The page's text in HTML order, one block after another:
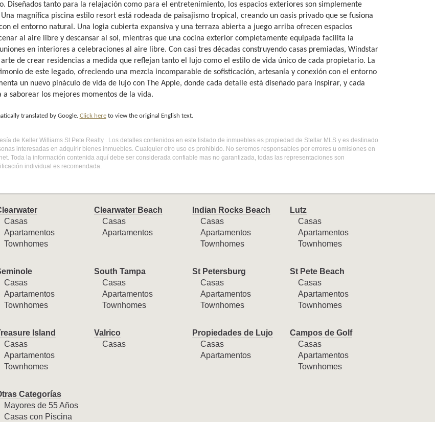
Diseñados tanto para la relajación como para el entretenimiento, los espacios exteriores son simplemente
magnífica piscina estilo resort está rodeada de paisajismo tropical, creando un oasis privado que se fusiona
el entorno natural. Una logia cubierta expansiva y una terraza abierta a juego arriba ofrecen espacios
al aire libre y descansar al sol, mientras que una cocina exterior completamente equipada facilita la
en interiores a celebraciones al aire libre. Con casi tres décadas construyendo casas premiadas, Windstar
de crear residencias a medida que reflejan tanto el lujo como el estilo de vida único de cada propietario. La
de este legado, ofreciendo una mezcla incomparable de sofisticación, artesanía y conexión con el entorno
un nuevo pináculo de vida de lujo con The Apple, donde cada detalle está diseñado para inspirar, y cada
a saborear los mejores momentos de la vida.
translated by Google. Click hereto view the original English text.
de Keller Williams St Pete Realty . Los detalles contenidos en este listado de inmuebles es propiedad de Stellar MLS y es destinado
interesadas en adquirir bienes inmuebles. Cualquier otro uso es prohibido. No seremos responsables por errores u omisiones en
Toda la información contenida aquí debe ser considerada confiable mas no garantizada, todas las representaciones son
individual es recomendada.
Casas
Apartamentos
Townhomes
Clearwater Beach
Casas
Apartamentos
Indian Rocks Beach
Casas
Apartamentos
Townhomes
Lutz
Casas
Apartamentos
Townhomes
Casas
Apartamentos
Townhomes
South Tampa
Casas
Apartamentos
Townhomes
St Petersburg
Casas
Apartamentos
Townhomes
St Pete Beach
Casas
Apartamentos
Townhomes
Island
Casas
Apartamentos
Townhomes
Valrico
Casas
Propiedades de Lujo
Casas
Apartamentos
Campos de Golf
Casas
Apartamentos
Townhomes
Categorías
Mayores de 55 Años
Casas con Piscina